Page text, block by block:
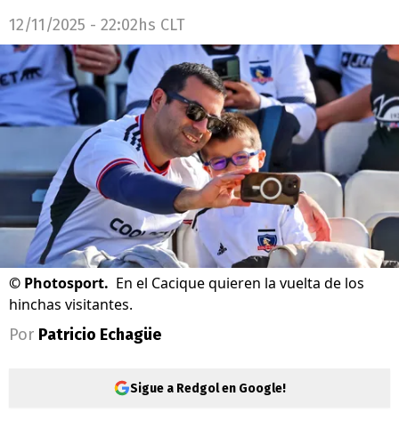
12/11/2025 - 22:02hs CLT
© Photosport. En el Cacique quieren la vuelta de los
hinchas visitantes.
Por Patricio Echagüe
Sigue a Redgol en Google!